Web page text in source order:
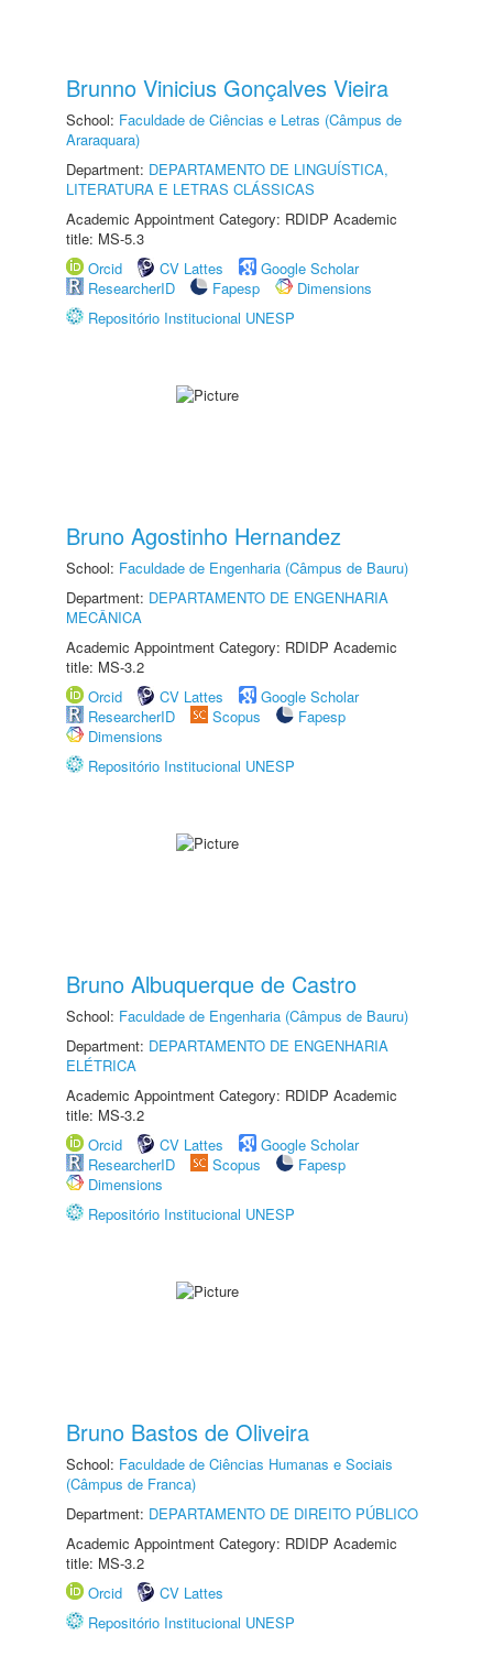
Brunno Vinicius Gonçalves Vieira
School: Faculdade de Ciências e Letras (Câmpus de
Araraquara)
Department: DEPARTAMENTO DE LINGUÍSTICA,
LITERATURA E LETRAS CLÁSSICAS
Academic Appointment Category: RDIDP Academic
title: MS-5.3
Orcid
CV Lattes
Google Scholar
ResearcherID
Fapesp
Dimensions
Repositório Institucional UNESP
Bruno Agostinho Hernandez
School: Faculdade de Engenharia (Câmpus de Bauru)
Department: DEPARTAMENTO DE ENGENHARIA
MECÂNICA
Academic Appointment Category: RDIDP Academic
title: MS-3.2
Orcid
CV Lattes
Google Scholar
ResearcherID
Scopus
Fapesp
Dimensions
Repositório Institucional UNESP
Bruno Albuquerque de Castro
School: Faculdade de Engenharia (Câmpus de Bauru)
Department: DEPARTAMENTO DE ENGENHARIA
ELÉTRICA
Academic Appointment Category: RDIDP Academic
title: MS-3.2
Orcid
CV Lattes
Google Scholar
ResearcherID
Scopus
Fapesp
Dimensions
Repositório Institucional UNESP
Bruno Bastos de Oliveira
School: Faculdade de Ciências Humanas e Sociais
(Câmpus de Franca)
Department: DEPARTAMENTO DE DIREITO PÚBLICO
Academic Appointment Category: RDIDP Academic
title: MS-3.2
Orcid
CV Lattes
Repositório Institucional UNESP